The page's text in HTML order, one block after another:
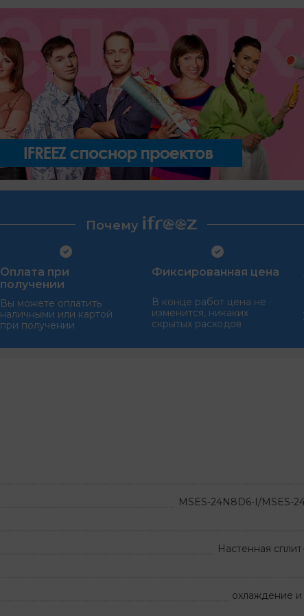
Почему
Оплата при
получении
Вы можете оплатить
наличными или картой
при получении
Фиксированная цена
В конце работ цена не
изменится, никаких
скрытых расходов
MSES-24N8D6-I/MSES-
Настенная
охлаждение и